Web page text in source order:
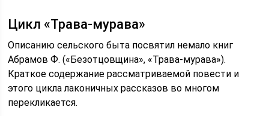
Цикл «Трава-мурава»
Описанию сельского быта посвятил немало книг
Абрамов Ф. («Безотцовщина», «Трава-мурава»).
Краткое содержание рассматриваемой повести и
этого цикла лаконичных рассказов во многом
перекликается.